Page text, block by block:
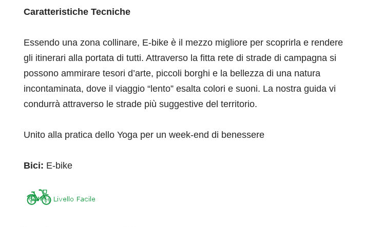
Caratteristiche Tecniche
Essendo una zona collinare, E-bike è il mezzo migliore per scoprirla e rendere
gli itinerari alla portata di tutti. Attraverso la fitta rete di strade di campagna si
possono ammirare tesori d’arte, piccoli borghi e la bellezza di una natura
incontaminata, dove il viaggio “lento” esalta colori e suoni. La nostra guida vi
condurrà attraverso le strade più suggestive del territorio.
Unito alla pratica dello Yoga per un week-end di benessere
Bici: E-bike